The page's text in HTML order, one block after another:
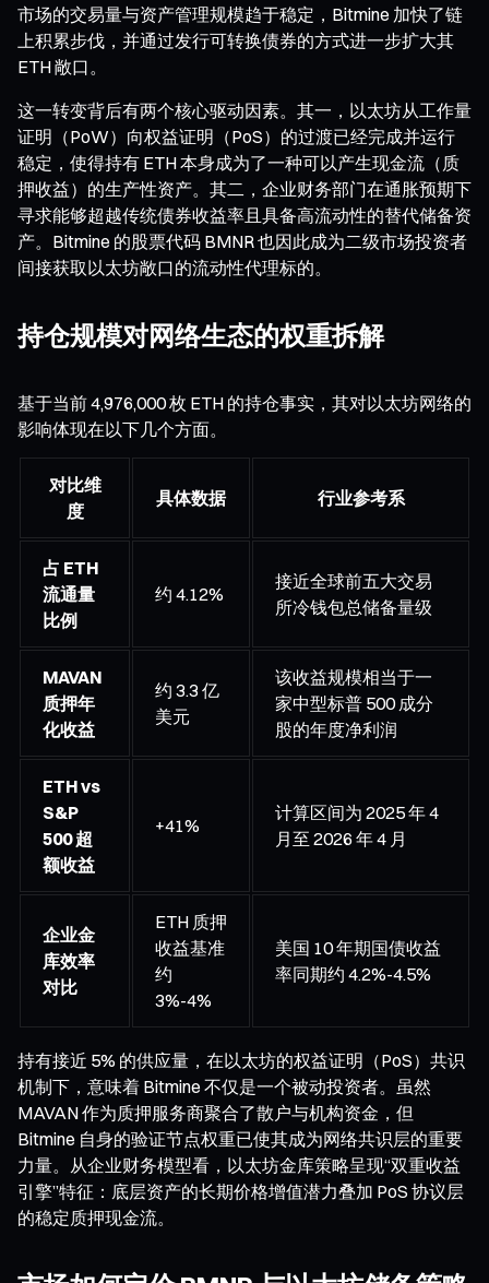
市场的交易量与资产管理规模趋于稳定，Bitmine 加快了链
上积累步伐，并通过发行可转换债券的方式进一步扩大其
ETH 敞口。
这一转变背后有两个核心驱动因素。其一，以太坊从工作量
证明（PoW）向权益证明（PoS）的过渡已经完成并运行
稳定，使得持有 ETH 本身成为了一种可以产生现金流（质
押收益）的生产性资产。其二，企业财务部门在通胀预期下
寻求能够超越传统债券收益率且具备高流动性的替代储备资
产。Bitmine 的股票代码 BMNR 也因此成为二级市场投资者
间接获取以太坊敞口的流动性代理标的。
持仓规模对网络生态的权重拆解
基于当前 4,976,000 枚 ETH 的持仓事实，其对以太坊网络的
影响体现在以下几个方面。
对比维
度
具体数据 行业参考系
占 ETH
流通量
比例
约 4.12%
接近全球前五大交易
所冷钱包总储备量级
MAVAN
质押年
化收益
约 3.3 亿
美元
该收益规模相当于一
家中型标普 500 成分
股的年度净利润
ETH vs
S&P
500 超
额收益
+41%
计算区间为 2025 年 4
月至 2026 年 4 月
企业金
库效率
对比
ETH 质押
收益基准
约
3%-4%
美国 10 年期国债收益
率同期约 4.2%-4.5%
持有接近 5% 的供应量，在以太坊的权益证明（PoS）共识
机制下，意味着 Bitmine 不仅是一个被动投资者。虽然
MAVAN 作为质押服务商聚合了散户与机构资金，但
Bitmine 自身的验证节点权重已使其成为网络共识层的重要
力量。从企业财务模型看，以太坊金库策略呈现“双重收益
引擎”特征：底层资产的长期价格增值潜力叠加 PoS 协议层
的稳定质押现金流。